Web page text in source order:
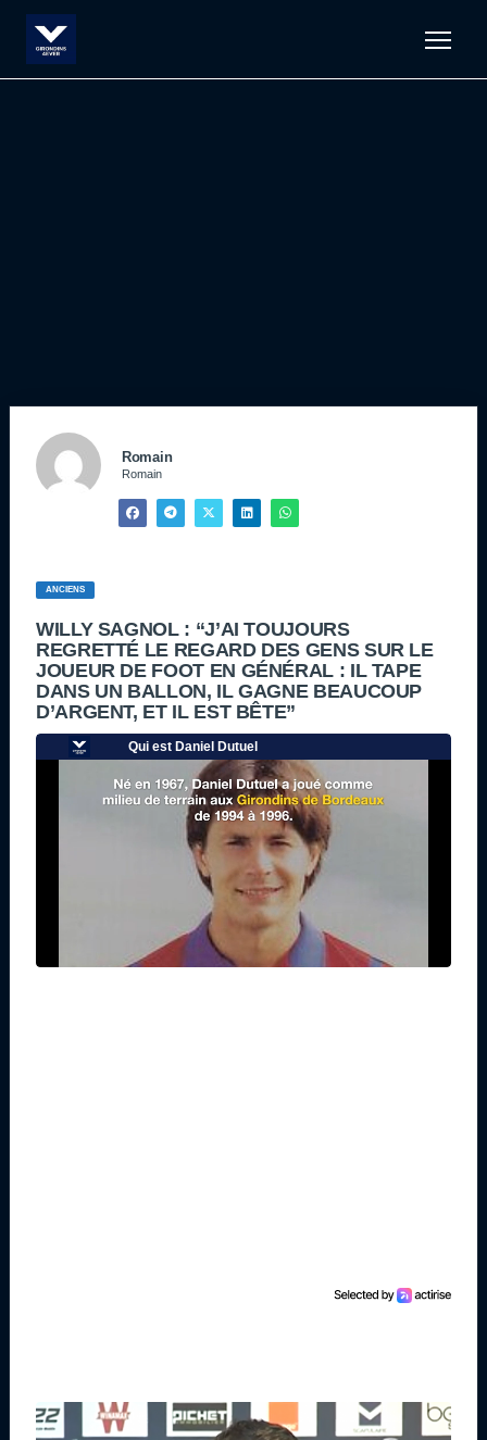
Romain
Romain
ANCIENS
WILLY SAGNOL : “J’AI TOUJOURS
REGRETTÉ LE REGARD DES GENS SUR LE
JOUEUR DE FOOT EN GÉNÉRAL : IL TAPE
DANS UN BALLON, IL GAGNE BEAUCOUP
D’ARGENT, ET IL EST BÊTE”